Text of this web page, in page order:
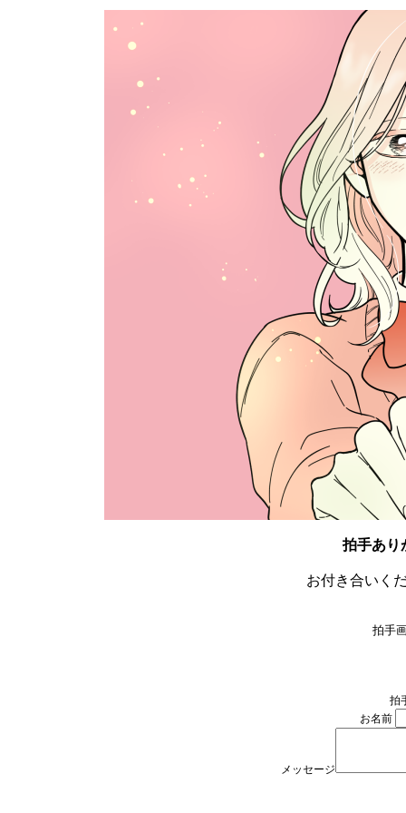
拍手あり
お付き合いく
拍手
拍
お名前
メッセージ